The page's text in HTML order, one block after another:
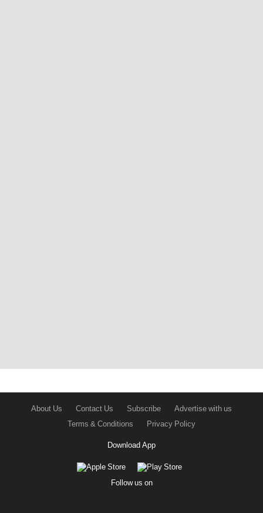
About Us Contact Us Subscribe
Advertise with us
Terms & Conditions
Privacy Policy
Download App
Follow us on